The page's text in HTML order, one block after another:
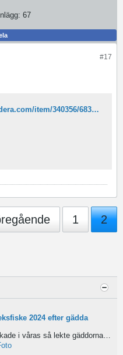
Inlägg: 67
#17
https://www.tradera.com/item/340356/683009467/arjon-havfrue
1 2
2024 efter gädda
Väcker liv i tråden. Där jag fiskade i våras så lekte gäddorna från början av mars hela vägen in i juni...